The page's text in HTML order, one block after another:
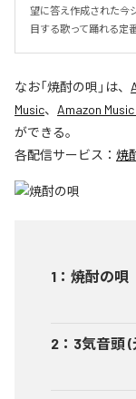
望に答え作成された今
目する歌って踊れる定
なお「焼酎の唄 」は、
Music、 Amazon
ができる。
各配信サービス： 焼
1 ： 焼酎の唄
2 ： 3気音頭